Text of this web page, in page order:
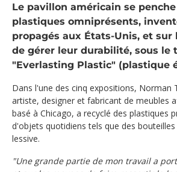
Le pavillon américain se
plastiques omniprésents,
propagés aux États-Unis, et sur
de gérer leur durabilité, sous le
"Everlasting Plastic" (plastique
Dans l'une des cinq expositions, Norman
artiste, designer et fabricant de meubles
basé à Chicago, a recyclé des plastiques
d'objets quotidiens tels que des
lessive.
"Une grande partie de mon travail a